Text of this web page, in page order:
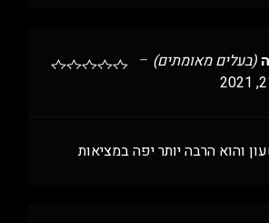
(בעלים מאומתים) –
והוא הרבה יותר יפה במציאות